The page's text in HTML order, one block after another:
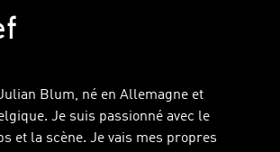
Blum, né en Allemagne et
Je suis passionné avec le
et la scène. Je vais mes propres